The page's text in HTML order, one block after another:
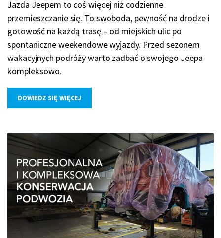
Jazda Jeepem to coś więcej niż codzienne
przemieszczanie się. To swoboda, pewność na drodze i
gotowość na każdą trasę – od miejskich ulic po
spontaniczne weekendowe wyjazdy. Przed sezonem
wakacyjnych podróży warto zadbać o swojego Jeepa
kompleksowo.
DOWIEDZ SIĘ WIĘCEJ